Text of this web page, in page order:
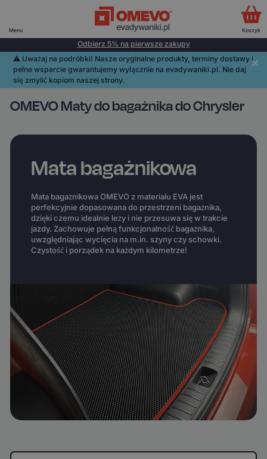
Odbierz 5% na pierwsze zakupy
⚠️️ Uważaj na podróbki! Nasze oryginalne produkty, terminy dostawy i
pełne wsparcie gwarantujemy wyłącznie na evadywaniki.pl. Nie daj
się zmylić kopiom naszej strony.
OMEVO Maty do bagażnika do Chrysler
Mata bagażnikowa
Mata bagażnikowa OMEVO z materiału EVA jest
perfekcyjnie dopasowana do przestrzeni bagażnika,
dzięki czemu idealnie leży i nie przesuwa się w trakcie
jazdy. Zachowuje pełną funkcjonalność bagażnika,
uwzględniając wycięcia na m.in. szyny czy schowki.
Czystość i porządek na każdym kilometrze!
Menu Koszyk